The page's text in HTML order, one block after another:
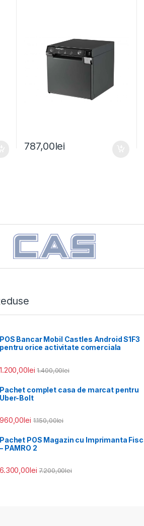
787,00lei
POS Bancar Mobil Castles Android S1F3
pentru orice activitate comerciala
1.200,00lei 1.400,00lei
Pachet complet casa de marcat pentru
Uber-Bolt
960,00lei 1.150,00lei
Pachet POS Magazin cu Imprimanta
– PAMRO 2
6.300,00lei 7.200,00lei